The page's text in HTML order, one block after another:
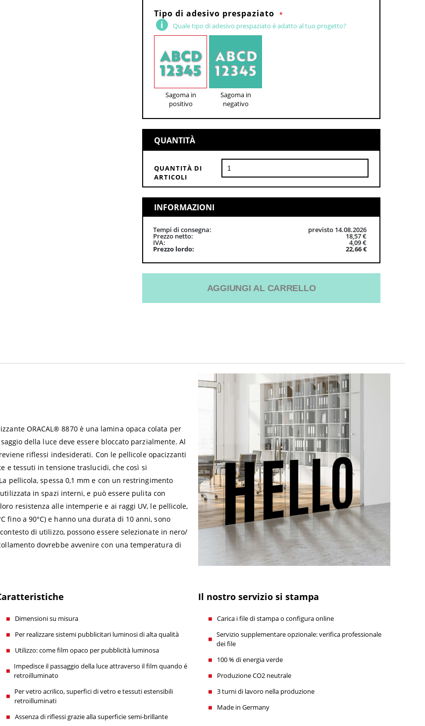
Tipo di adesivo prespaziato
Quale tipo di adesivo prespaziato è adatto al tuo progetto?
Sagoma in
positivo
Sagoma in
negativo
QUANTITÀ
QUANTITÀ DI
ARTICOLI
INFORMAZIONI
Tempi di consegna previsto 14.08.2026
Prezzo netto 18,57 €
IVA 4,09 €
Prezzo lordo 22,66 €
AGGIUNGI AL CARRELLO
ORACAL® 8870 è una lamina opaca colata per
della luce deve essere bloccato parzialmente. Al
riflessi indesiderati. Con le pellicole opacizzanti
e tessuti in tensione traslucidi, che così si
pellicola, spessa 0,1 mm e con un restringimento
in spazi interni, e può essere pulita con
resistenza alle intemperie e ai raggi UV, le pellicole,
fino a 90°C) e hanno una durata di 10 anni, sono
di utilizzo, possono essere selezionate in nero/
dovrebbe avvenire con una temperatura di
Dimensioni su misura
Per realizzare sistemi pubblicitari luminosi di alta qualità
Utilizzo: come film opaco per pubblicità luminosa
Impedisce il passaggio della luce attraverso il film quando é
retroilluminato
Per vetro acrilico, superfici di vetro e tessuti estensibili
retroilluminati
Assenza di riflessi grazie alla superficie semi-brillante
Il nostro servizio si stampa
Carica i file di stampa o configura online
Servizio supplementare opzionale: verifica professionale
dei file
100 % di energia verde
Produzione CO2 neutrale
3 turni di lavoro nella produzione
Made in Germany